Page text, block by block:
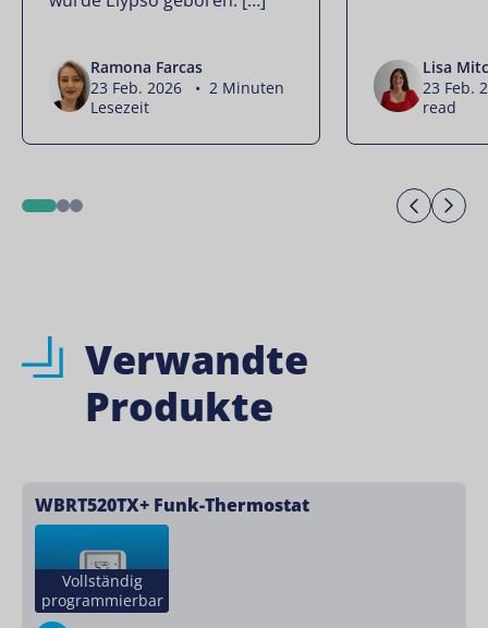
Ramona Farcas
23 Feb. 2026 • 2 Minuten
Lesezeit
Lisa
23 Feb.
read
12
Verwandte
Produkte
WBRT520TX+ Funk-Thermostat
Vollständig
programmierbar